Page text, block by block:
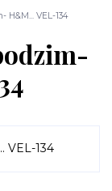
VEL-134